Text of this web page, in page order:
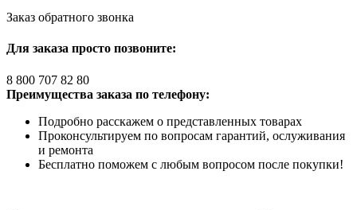
Заказ обратного звонка
Для заказа просто позвоните:
8 800 707 82 80
Преимущества заказа по телефону:
Подробно расскажем о представленных товарах
Проконсультируем по вопросам гарантий, ослуживания
и ремонта
Бесплатно поможем с любым вопросом после покупки!